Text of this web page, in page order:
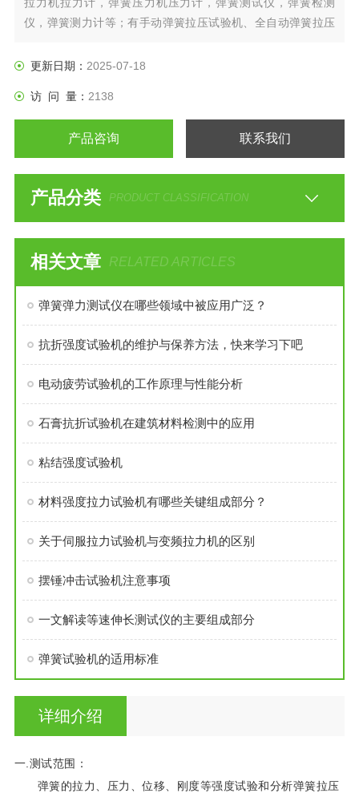
仪，弹簧测力计等；有手动弹簧拉压试验机、全自动弹簧拉压
压簧、碟簧、塔簧、板簧、卡簧、片弹簧、复合弹簧、气弹
测试仪
更新日期： 2025-07-18
访 问 量： 2138
产品咨询 联系我们
产品分类 PRODUCT CLASSIFICATION
相关文章 RELATED ARTICLES
弹簧弹力测试仪在哪些领域中被应用广泛？
抗折强度试验机的维护与保养方法，快来学习下吧
电动疲劳试验机的工作原理与性能分析
石膏抗折试验机在建筑材料检测中的应用
粘结强度试验机
材料强度拉力试验机有哪些关键组成部分？
关于伺服拉力试验机与变频拉力机的区别
摆锤冲击试验机注意事项
一文解读等速伸长测试仪的主要组成部分
弹簧试验机的适用标准
详细介绍
一.测试范围：
弹簧的拉力、压力、位移、刚度等强度试验和分析弹簧拉压